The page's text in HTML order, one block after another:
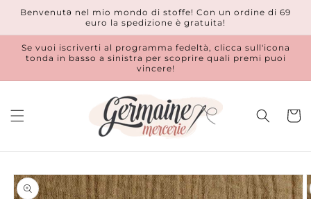
direttamente
Benvenutǝ nel mio mondo di stoffe! Con un ordine di 69
euro la spedizione è gratuita!
Se vuoi iscriverti al programma fedeltà, clicca sull'icona
tonda in basso a sinistra per scoprire quali premi puoi
vincere!
Passa alle
informazioni